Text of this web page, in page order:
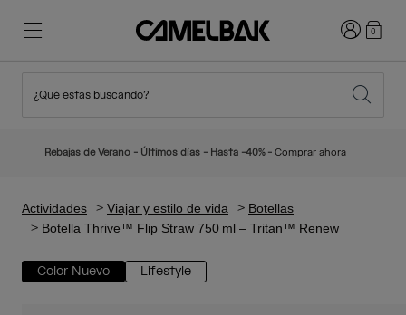
Novedades
Mochilas Hidratación
Senderismo
Adiós a los desechables
Iniciar0
¿Qué estás buscando?
Rebajas de Verano - Últimos días - Hasta -40% -Comprar ahora
Actividades Viajar y estilo de vida
Botellas
Botella Thrive™ Flip Straw 750 ml – Tritan™ Renew
Color Nuevo Lifestyle